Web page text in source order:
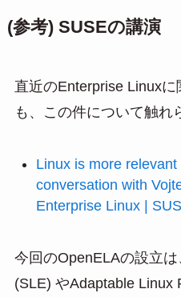
(参考) SUSEの講演
直近のEnterprise Linux
も、この件について触れ
Linux is more relevant
conversation with
Enterprise Linux |
今回のOpenELAの設立
(SLE) やAdaptable Linux